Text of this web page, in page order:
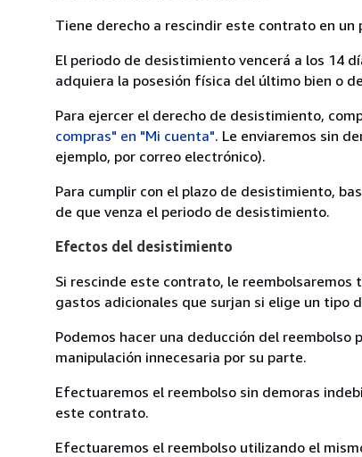
Tiene derecho a rescindir este contrato en un
El periodo de desistimiento vencerá a los 14
adquiera la posesión física del último bien o
Para ejercer el derecho de desistimiento,
compras" en "Mi cuenta". Le enviaremos sin
ejemplo, por correo electrónico).
Para cumplir con el plazo de desistimiento,
de que venza el periodo de desistimiento.
Efectos del desistimiento
Si rescinde este contrato, le reembolsaremos
gastos adicionales que surjan si elige un tipo
Podemos hacer una deducción del
manipulación innecesaria por su parte.
Efectuaremos el reembolso sin demoras
este contrato.
Efectuaremos el reembolso utilizando el